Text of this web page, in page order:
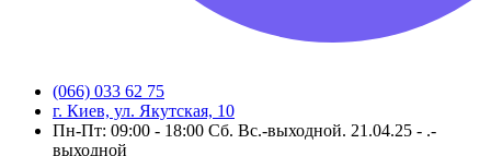
(066) 033 62 75
г. Киев, ул. Якутская, 10
Пн-Пт: 09:00 - 18:00 Сб. Вс.-выходной. 21.04.25 - .-
выходной